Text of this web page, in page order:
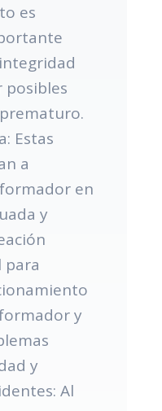
es
posibles
Estas
a
en
y
para
y
y
Al